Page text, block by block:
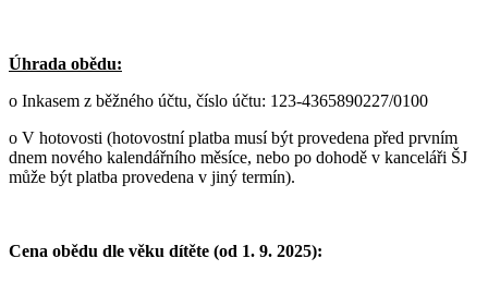
Úhrada obědu:
o Inkasem z běžného účtu, číslo účtu: 123-4365890227/0100
o V hotovosti (hotovostní platba musí být provedena před prvním
dnem nového kalendářního měsíce, nebo po dohodě v kanceláři ŠJ
může být platba provedena v jiný termín).
Cena obědu dle věku dítěte (od 1. 9. 2025):